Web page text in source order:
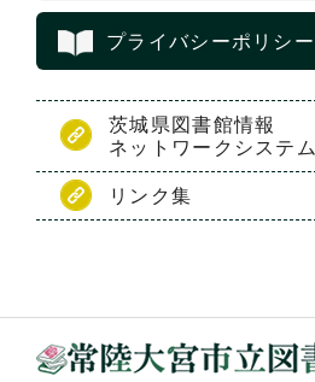
プライバシーポリシー
茨城県図書館情報
ネットワークシステム
リンク集